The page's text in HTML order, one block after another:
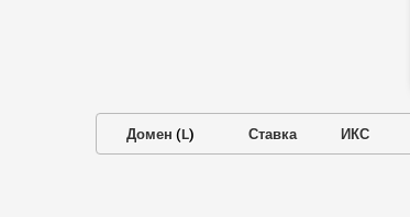
Домен (L) Ставка ИКС